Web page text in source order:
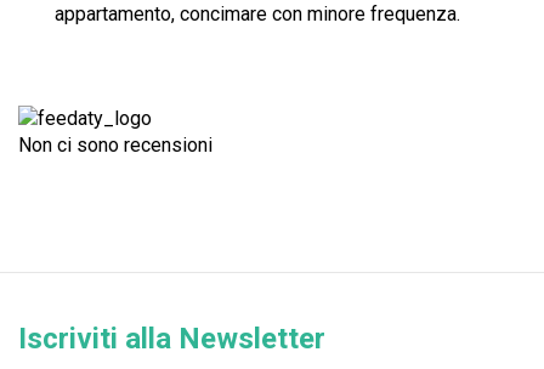
appartamento, concimare con minore frequenza.
Non ci sono recensioni
Iscriviti alla Newsletter